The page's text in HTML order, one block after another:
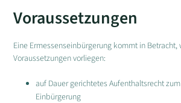
Voraussetzungen
Eine Ermessenseinbürgerung kommt in
Voraussetzungen vorliegen:
auf Dauer gerichtetes Aufenthaltsrecht
Einbürgerung